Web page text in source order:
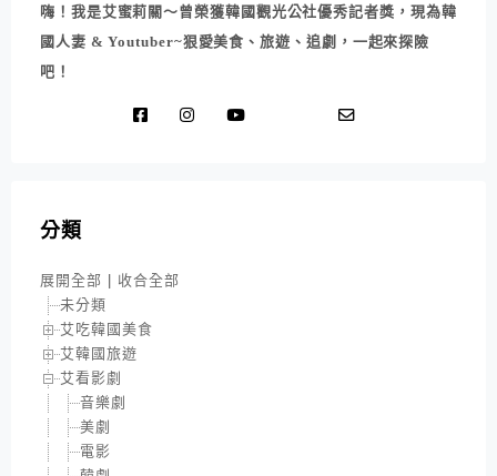
嗨！我是艾蜜莉關～曾榮獲韓國觀光公社優秀記者獎，現為韓
國人妻 & Youtuber~狠愛美食、旅遊、追劇，一起來探險
吧！
分類
展開全部
收合全部
未分類
艾吃韓國美食
艾韓國旅遊
艾看影劇
音樂劇
美劇
電影